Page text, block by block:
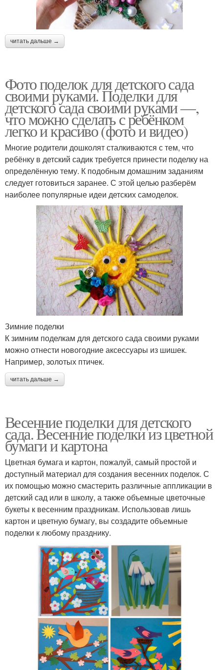
читать дальше →
Фото поделок для детского сада
своими руками. Поделки для
детского сада своими руками —,
что можно сделать с ребёнком
легко и красиво (фото и видео)
Многие родители дошколят сталкиваются с тем, что
ребёнку в детский садик требуется принести поделку на
определённую тему. К подобным домашним заданиям
следует готовиться заранее. С этой целью разберём
наиболее популярные идеи детских самоделок.
Зимние поделки
К зимним поделкам для детского сада своими руками
можно отнести новогодние аксессуары из шишек.
Например, золотых птичек.
читать дальше →
Весенние поделки для детского
сада. Весенние поделки из цветной
бумаги и картона
Цветная бумага и картон, пожалуй, самый простой и
доступный материал для создания весенних поделок. С
их помощью можно смастерить различные аппликации в
детский сад или в школу, а также объемные цветочные
букеты к весенним праздникам. Использовав лишь
картон и цветную бумагу, вы создадите объемные
поделки к любому празднику.